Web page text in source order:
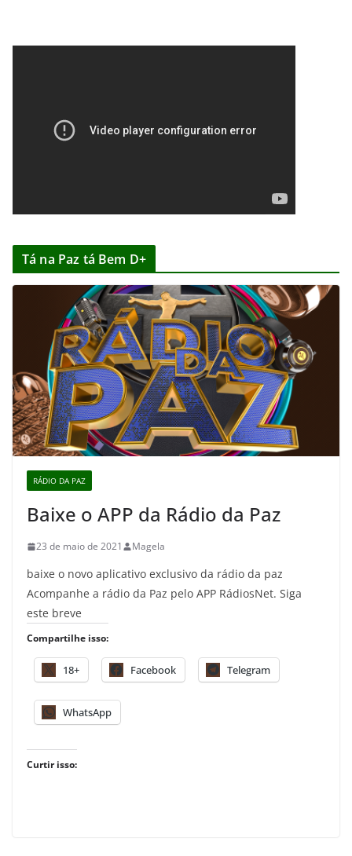
Tá na Paz tá Bem D+
RÁDIO DA PAZ
Baixe o APP da Rádio da Paz
23 de maio de 2021 Magela
baixe o novo aplicativo exclusivo da rádio da paz
Acompanhe a rádio da Paz pelo APP RádiosNet. Siga
este breve
Compartilhe isso:
18+ Facebook Telegram
WhatsApp
Curtir isso: